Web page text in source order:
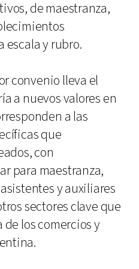
de maestranza,
escala y rubro.
convenio lleva el
a nuevos valores en
a las
que
con
para maestranza,
y auxiliares
sectores clave que
los comercios y